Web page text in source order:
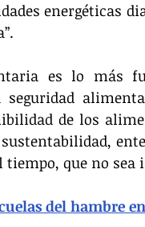
energéticas
es lo más
seguridad
de los
tiempo, que no
del hambre